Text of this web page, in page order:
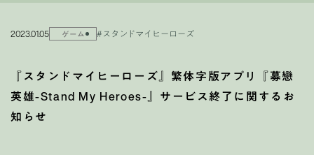
2023.01.05 ゲーム #スタンドマイヒーローズ
『スタンドマイヒーローズ』繁体字版アプリ『募戀
英雄-Stand My Heroes-』サービス終了に関するお
知らせ